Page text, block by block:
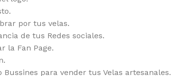
por tus velas.
de tus Redes sociales.
la Fan Page.
Bussines para vender tus Velas artesanales.